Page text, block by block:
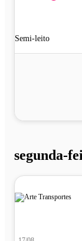
Semi-leito
segunda-